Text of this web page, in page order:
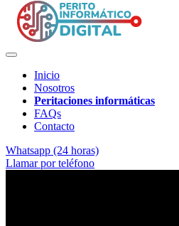
Inicio
Nosotros
Peritaciones informáticas
FAQs
Contacto
Whatsapp (24 horas)
Llamar por teléfono